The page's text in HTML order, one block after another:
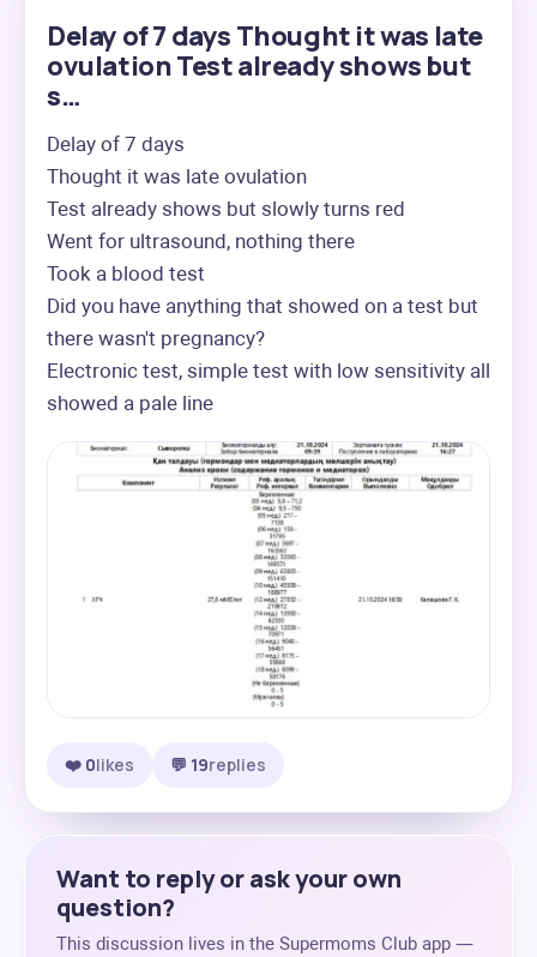
Delay of 7 days Thought it was late
ovulation Test already shows but
s…
Delay of 7 days
Thought it was late ovulation
Test already shows but slowly turns red
Went for ultrasound, nothing there
Took a blood test
Did you have anything that showed on a test but
there wasn't pregnancy?
Electronic test, simple test with low sensitivity all
showed a pale line
❤️ 0likes 💬 19replies
Want to reply or ask your own
question?
This discussion lives in the Supermoms Club app —